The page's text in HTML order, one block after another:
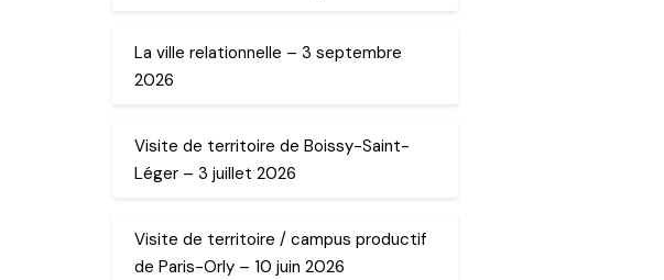
La ville relationnelle – 3 septembre
2026
Visite de territoire de Boissy-Saint-
Léger – 3 juillet 2026
Visite de territoire / campus productif
de Paris-Orly – 10 juin 2026